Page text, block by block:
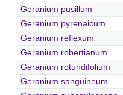
Geranium pusillum
Geranium pyrenaicum
Geranium reflexum
Geranium robertianum
Geranium rotundifolium
Geranium sanguineum